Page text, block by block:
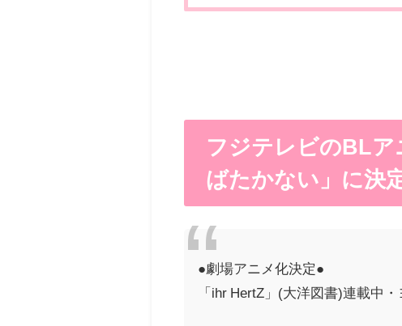
フジテレビのBLア
ばたかない」に決
●劇場アニメ化決定●
「ihr HertZ」(大洋図書)連載中